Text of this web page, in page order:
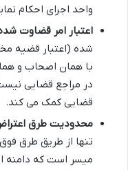
واحد اجرای احکام
اعتبار امر قضاوت
شده (اعتبار قضیه
با همان اصحاب و
در مراجع قضایی
قضایی کمک می کند.
محدودیت طرق
تنها از طریق طرق
میسر است که دامنه